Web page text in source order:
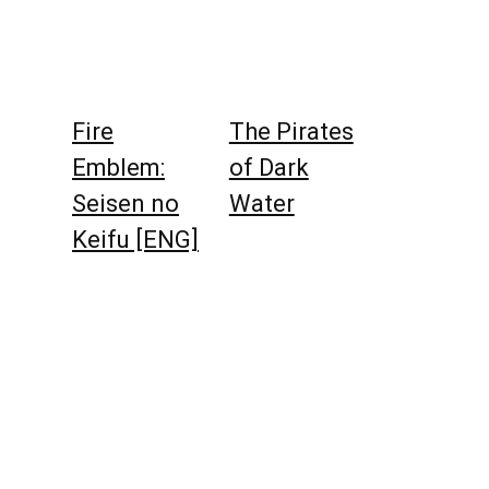
Fire
Emblem:
Seisen no
Keifu [ENG]
The Pirates
of Dark
Water